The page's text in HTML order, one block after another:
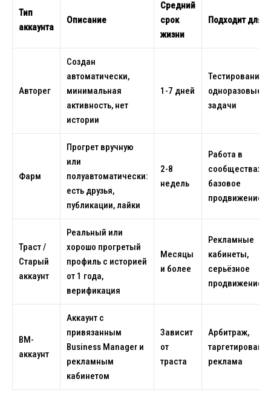
Тип
аккаунта
Описание
Средний
срок
жизни
Подходит для
Авторег
Создан
автоматически,
минимальная
активность, нет
истории
1-7 дней
Тестирование,
одноразовые
задачи
Фарм
Прогрет вручную
или
полуавтоматически:
есть друзья,
публикации, лайки
2-8
недель
Работа в
сообществах,
базовое
продвижение
Траст /
Старый
аккаунт
Реальный или
хорошо прогретый
профиль с историей
от 1 года,
верификация
Месяцы
и более
Рекламные
кабинеты,
серьёзное
продвижение
BM-
аккаунт
Аккаунт с
привязанным
Business Manager и
рекламным
кабинетом
Зависит
от
траста
Арбитраж,
реклама